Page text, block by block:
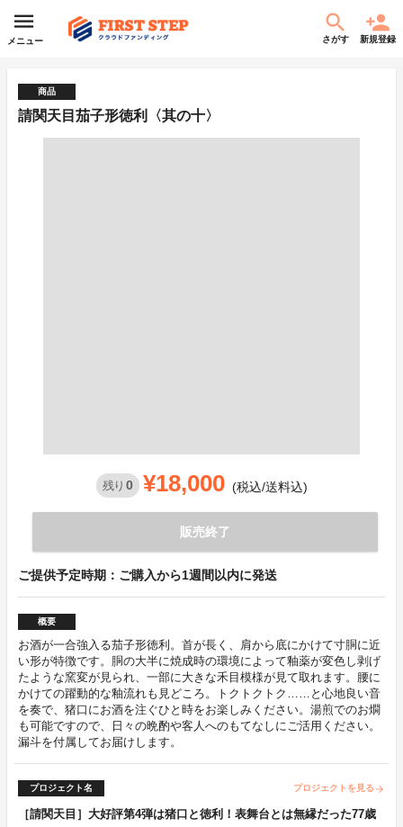
メニュー さがす 新規登録
商品
請関天目茄子形徳利〈其の十〉
残り 0 ¥18,000 (税込/送料込)
販売終了
ご提供予定時期：ご購入から1週間以内に発送
概要
お酒が一合強入る茄子形徳利。首が長く、肩から底にかけて寸胴に近
い形が特徴です。胴の大半に焼成時の環境によって釉薬が変色し剥げ
たような窯変が見られ、一部に大きな禾目模様が見て取れます。腰に
かけての躍動的な釉流れも見どころ。トクトクトク……と心地良い音
を奏で、猪口にお酒を注ぐひと時をお楽しみください。湯煎でのお燗
も可能ですので、日々の晩酌や客人へのもてなしにご活用ください。
漏斗を付属してお届けします。
プロジェクト名 プロジェクトを見る arrow_forward
［請関天目］大好評第4弾は猪口と徳利！表舞台とは無縁だった77歳